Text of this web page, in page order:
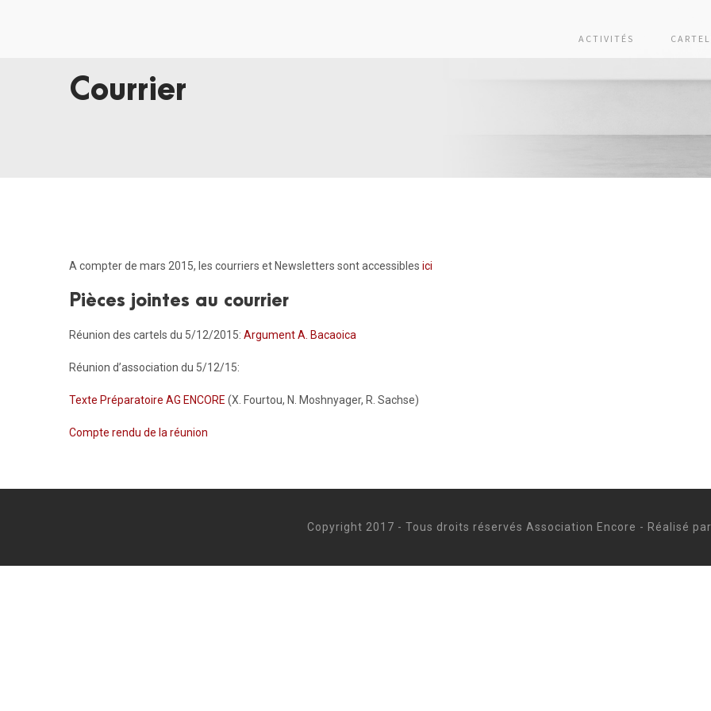
ACTIVITÉS
Courrier
A compter de mars 2015, les courriers et Newsletters sont accessibles ici
Pièces jointes au courrier
Réunion des cartels du 5/12/2015: Argument A. Bacaoica
Réunion d’association du 5/12/15:
Texte Préparatoire AG ENCORE (X. Fourtou, N. Moshnyager, R. Sachse)
Compte rendu de la réunion
Copyright 2017 - Tous droits réservés Association Encore - Réalisé par